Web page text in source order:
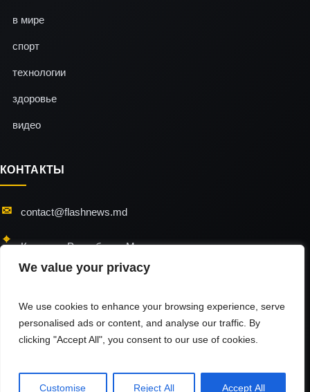
We value your privacy
We use cookies to enhance your browsing experience, serve
personalised ads or content, and analyse our traffic. By
clicking "Accept All", you consent to our use of cookies.
Customise Reject All Accept All
в мире
спорт
технологии
здоровье
видео
КОНТАКТЫ
contact@flashnews.md
Кишинэу, Республика Молдова
flashnews © 2026 / All Rights Reserved
гиперссылки на источник.